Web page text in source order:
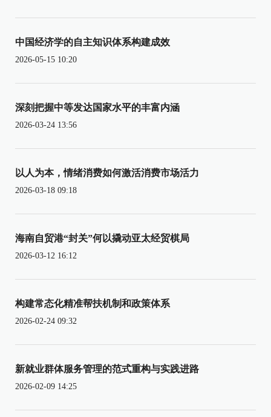
中国经济学的自主知识体系构建成效
2026-05-15 10:20
深刻把握中等发达国家水平的丰富内涵
2026-03-24 13:56
以人为本，情绪消费如何激活消费市场活力
2026-03-18 09:18
海南自贸港“封关”何以撬动亚太经贸棋局
2026-03-12 16:12
构建常态化精准帮扶机制和政策体系
2026-02-24 09:32
新就业群体服务管理的范式重构与实践进路
2026-02-09 14:25